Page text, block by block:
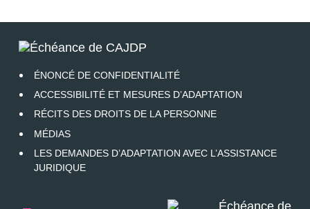
ÉNONCÉ DE CONFIDENTIALITÉ
ACCESSIBILITÉ ET MESURES D’ADAPTATION
RÉCITS DES DROITS DE LA PERSONNE
MÉDIAS
LES DEMANDES D’ADAPTATION AVEC L’ASSISTANCE
JURIDIQUE